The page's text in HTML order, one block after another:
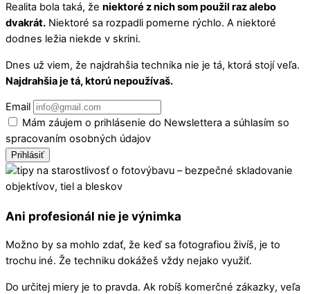
Realita bola taká, že niektoré z nich som použil raz alebo
dvakrát. Niektoré sa rozpadli pomerne rýchlo. A niektoré
dodnes ležia niekde v skrini.
Dnes už viem, že najdrahšia technika nie je tá, ktorá stojí veľa.
Najdrahšia je tá, ktorú nepoužívaš.
Email
Mám záujem o prihlásenie do Newslettera a súhlasím so
spracovaním osobných údajov
Prihlásiť
Ani profesionál nie je výnimka
Možno by sa mohlo zdať, že keď sa fotografiou živíš, je to
trochu iné. Že techniku dokážeš vždy nejako využiť.
Do určitej miery je to pravda. Ak robíš komerčné zákazky, veľa